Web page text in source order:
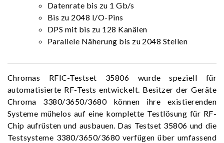
Datenrate bis zu 1 Gb/s
Bis zu 2048 I/O-Pins
DPS mit bis zu 128 Kanälen
Parallele Näherung bis zu 2048 Stellen
Chromas RFIC-Testset 35806 wurde speziell für
automatisierte RF-Tests entwickelt. Besitzer der Geräte
Chroma 3380/3650/3680 können ihre existierenden
Systeme mühelos auf eine komplette Testlösung für RF-
Chip aufrüsten und ausbauen. Das Testset 35806 und die
Testsysteme 3380/3650/3680 verfügen über umfassend